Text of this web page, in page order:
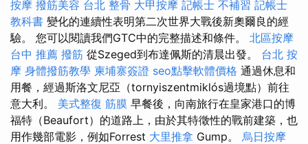
按摩 撥筋美容 台北 整骨 大甲按摩 記帳士 不補習 記帳士
教科書 變化的連續性表明第二次世界大戰後新奧爾良的經
驗。 您可以閱讀我們GTC中的完整描述和條件。 北區按摩
台中 推薦 撥筋 從Szeged到布達佩斯的清晨出發。 台北 按
摩 身體撥筋教學 柬埔寨簽證 seo點擊軟體價格 通過休息和
用餐，經過斯洛文尼亞（tornyiszentmiklós過境點）前往
意大利。 美式整復 筋膜 早餐後，向南旅行在皇家港口的博
福特（Beaufort）的道路上，由於其特徵性的戰前建築，也
用作幾部電影，例如Forrest 大里推拿 Gump。 烏日按摩